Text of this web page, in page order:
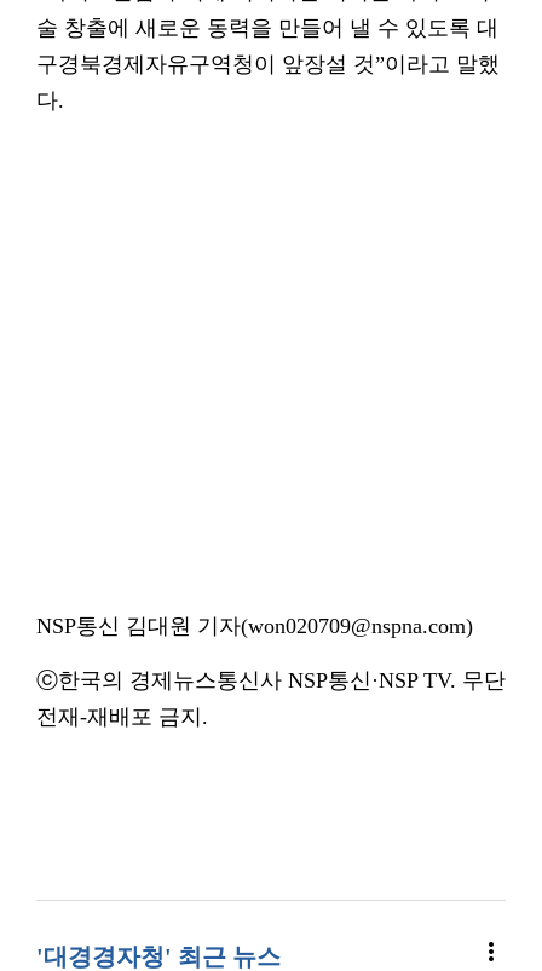
술 창출에 새로운 동력을 만들어 낼 수 있도록 대
구경북경제자유구역청이 앞장설 것”이라고 말했
다.
NSP통신 김대원 기자(won020709@nspna.com)
ⓒ한국의 경제뉴스통신사 NSP통신·NSP TV. 무단
전재-재배포 금지.
'대경경자청' 최근 뉴스 more_vert